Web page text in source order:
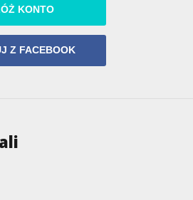
KONTO
Z FACEBOOK